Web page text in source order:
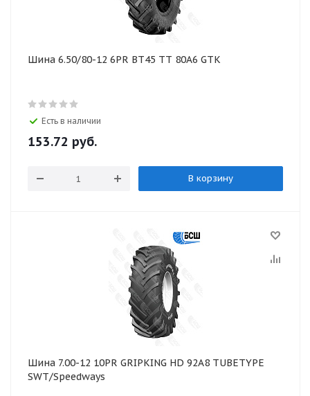
Шина 6.50/80-12 6PR BT45 TТ 80A6 GTK
Есть в наличии
153.72 руб.
В корзину
Шина 7.00-12 10PR GRIPKING HD 92А8 TUBETYPE
SWT/Speedways